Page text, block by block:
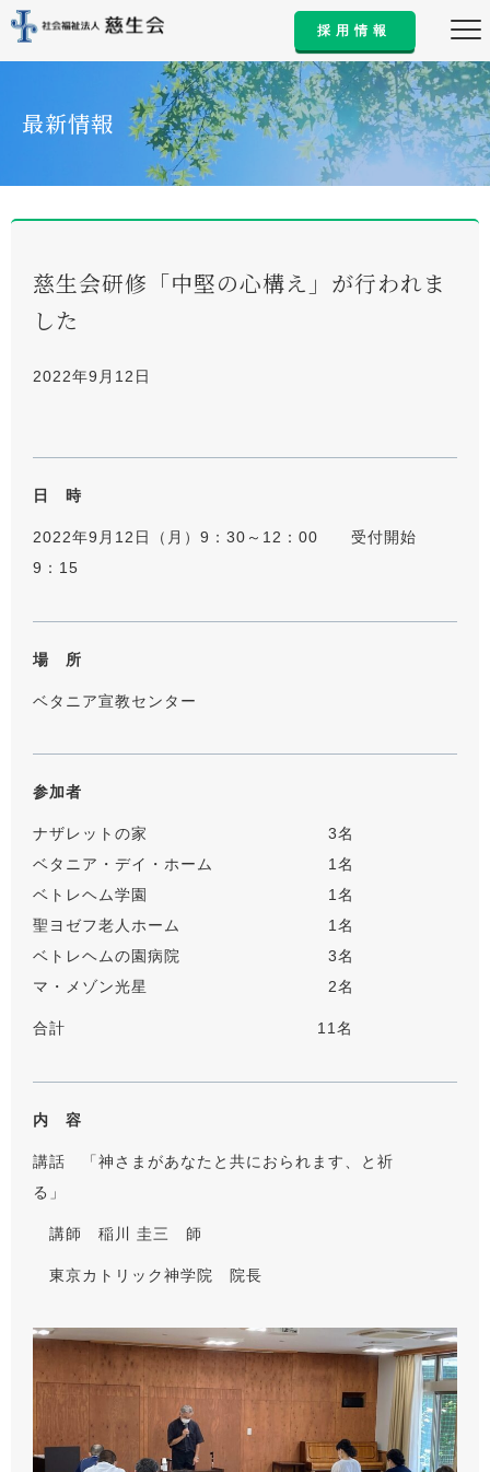
採用情報
最新情報
慈生会研修「中堅の心構え」が行われま
した
2022年9月12日
日 時
2022年9月12日（月）9：30～12：00 受付開始
9：15
場 所
ベタニア宣教センター
参加者
ナザレットの家 3名
ベタニア・デイ・ホーム 1名
ベトレヘム学園 1名
聖ヨゼフ老人ホーム 1名
ベトレヘムの園病院 3名
マ・メゾン光星 2名
合計 11名
内 容
講話 「神さまがあなたと共におられます、と祈
る」
講師 稲川 圭三 師
東京カトリック神学院 院長